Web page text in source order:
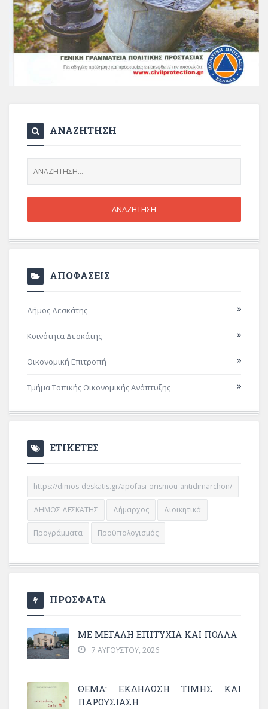
ΑΝΑΖΗΤΗΣΗ
ΑΠΟΦΑΣΕΙΣ
Δήμος Δεσκάτης
Κοινότητα Δεσκάτης
Οικονομική Επιτροπή
Τμήμα Τοπικής Οικονομικής Ανάπτυξης
ΕΤΙΚΕΤΕΣ
https://dimos-deskatis.gr/apofasi-orismou-antidimarchon/
ΔΗΜΟΣ ΔΕΣΚΑΤΗΣ Δήμαρχος Διοικητικά
Προγράμματα Προϋπολογισμός
ΠΡΟΣΦΑΤΑ
ΜΕ ΜΕΓΆΛΗ ΕΠΙΤΥΧΊΑ ΚΑΙ ΠΟΛΛΆ
7 ΑΥΓΟΎΣΤΟΥ, 2026
ΘΈΜΑ: ΕΚΔΉΛΩΣΗ ΤΙΜΉΣ ΚΑΙ
ΠΑΡΟΥΣΊΑΣΗ